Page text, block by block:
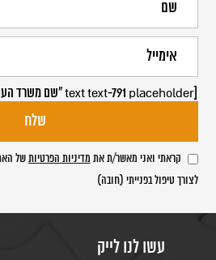
[text text-791 placeholder "שם משרד העו"ד"]
קראתי ואני מאשר/ת את מדיניות הפרטיותשל
לצורך טיפול בפנייתי (חובה)
עשו לנו לייק